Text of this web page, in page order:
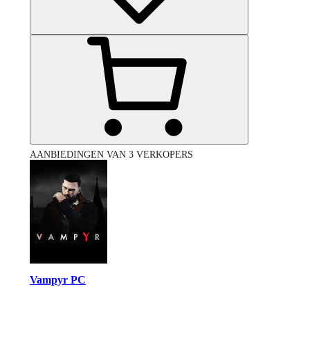
AANBIEDINGEN VAN 3 VERKOPERS
Vampyr PC